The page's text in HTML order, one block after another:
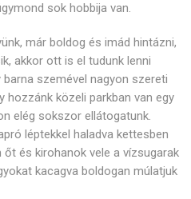
sok hobbija van.
már boldog és imád hintázni,
akkor ott is el tudunk lenni
szemével nagyon szereti
hozzánk közeli parkban van egy
elég sokszor ellátogatunk.
léptekkel haladva kettesben
és kirohanok vele a vízsugarak
kacagva boldogan múlatjuk